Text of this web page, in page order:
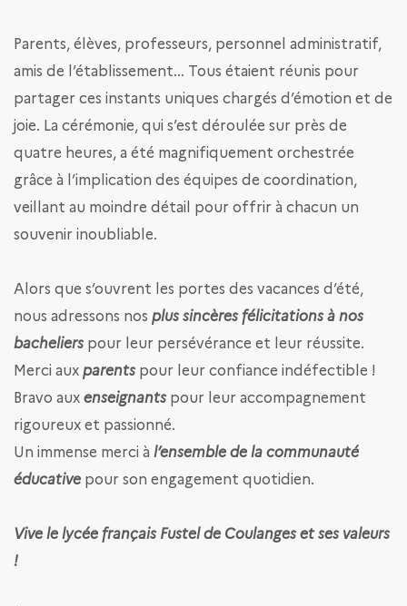
Parents, élèves, professeurs, personnel administratif,
amis de l’établissement… Tous étaient réunis pour
partager ces instants uniques chargés d’émotion et de
joie. La cérémonie, qui s’est déroulée sur près de
quatre heures, a été magnifiquement orchestrée
grâce à l’implication des équipes de coordination,
veillant au moindre détail pour offrir à chacun un
souvenir inoubliable.
Alors que s’ouvrent les portes des vacances d’été,
nous adressons nos plus sincères félicitations à nos
bachelierspour leur persévérance et leur réussite.
Merci aux parentspour leur confiance indéfectible !
Bravo aux enseignantspour leur accompagnement
rigoureux et passionné.
Un immense merci à l’ensemble de la communauté
éducative pour son engagement quotidien.
Vive le lycée français Fustel de Coulanges et ses valeurs
!